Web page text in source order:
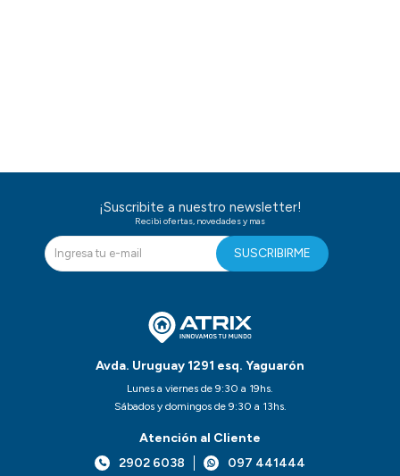
Avda. Uruguay 1291 esq. Yaguarón
Lunes a viernes de 9:30 a 19hs.
Sábados y domingos de 9:30 a 13hs.
Atención al Cliente
2902 6038
097 441444
¡Suscribite a nuestro newsletter!
Recibi ofertas, novedades y mas
SUSCRIBIRME